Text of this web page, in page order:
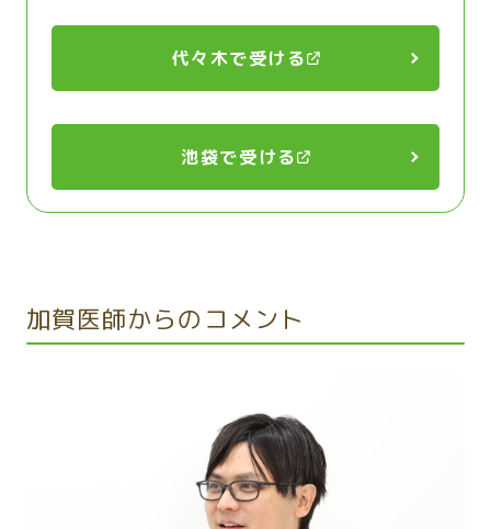
代々木で受ける
池袋で受ける
加賀医師からのコメント